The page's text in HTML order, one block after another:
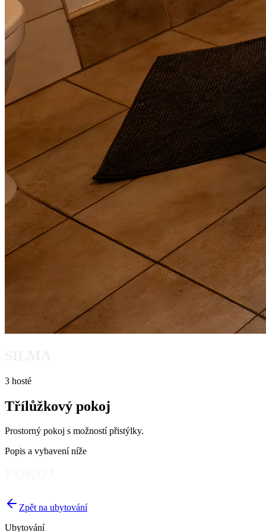
3 hosté
Třílůžkový pokoj
Prostorný pokoj s možností přistýlky.
Popis a vybavení níže
Zpět na ubytování
Ubytování